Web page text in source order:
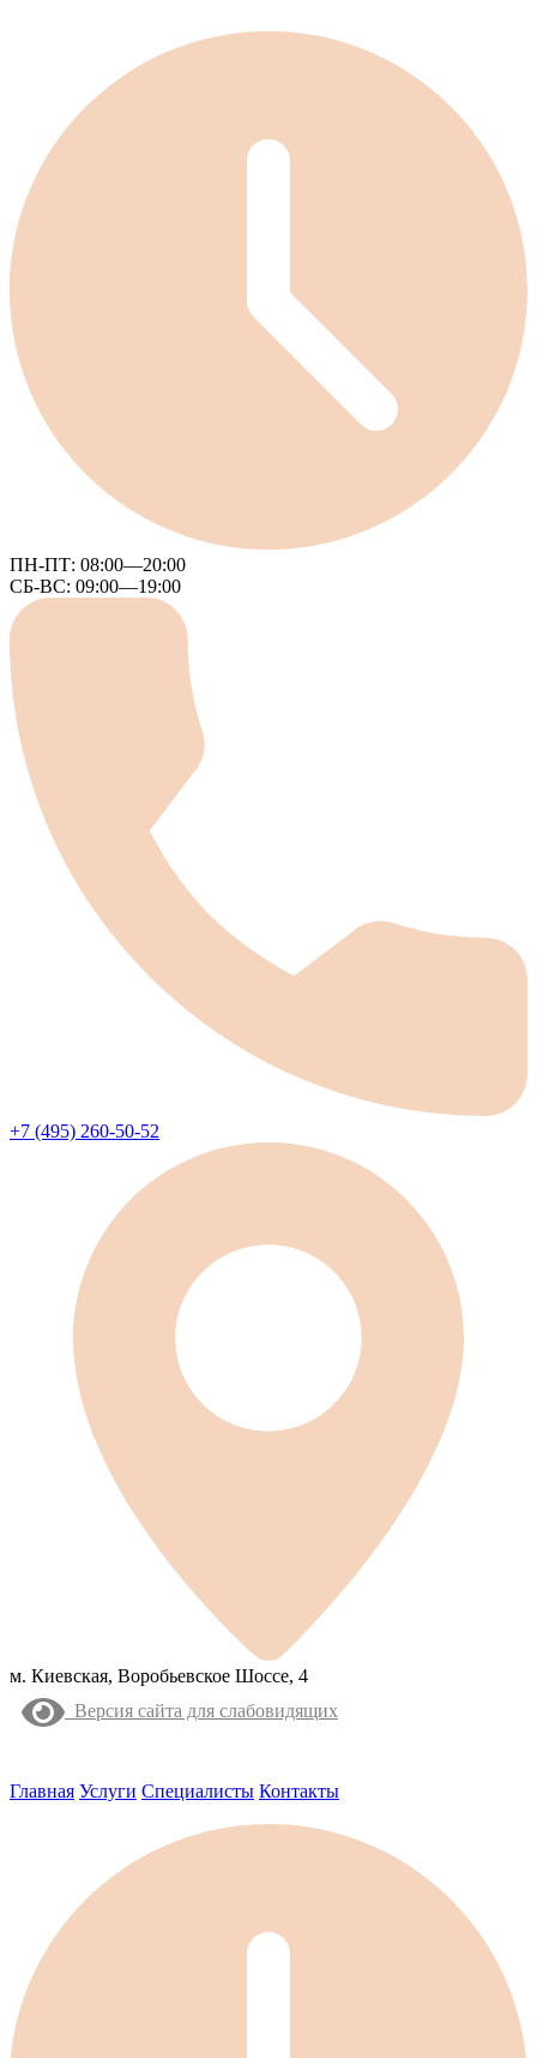
ПН-ПТ: 08:00—20:00
СБ-ВС: 09:00—19:00
+7 (495) 260-50-52
м. Киевская, Воробьевское Шоссе, 4
Версия сайта для слабовидящих
Главная Услуги Специалисты Контакты